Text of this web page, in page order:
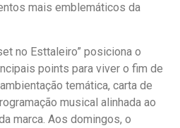
mais emblemáticos da
no Esttaleiro” posiciona o
points para viver o fim de
temática, carta de
musical alinhada ao
marca. Aos domingos, o